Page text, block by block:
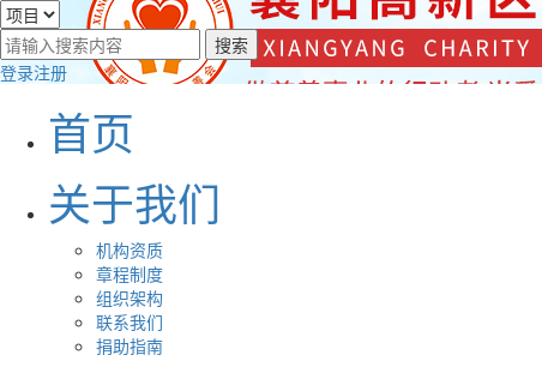
登录注册
首页
关于我们
机构资质
章程制度
组织架构
联系我们
捐助指南